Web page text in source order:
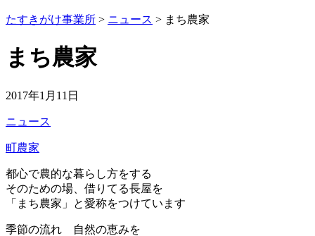
たすきがけ事業所 > ニュース > まち農家
まち農家
2017年1月11日
ニュース
町農家
都心で農的な暮らし方をする
そのための場、借りてる長屋を
「まち農家」と愛称をつけています
季節の流れ 自然の恵みを